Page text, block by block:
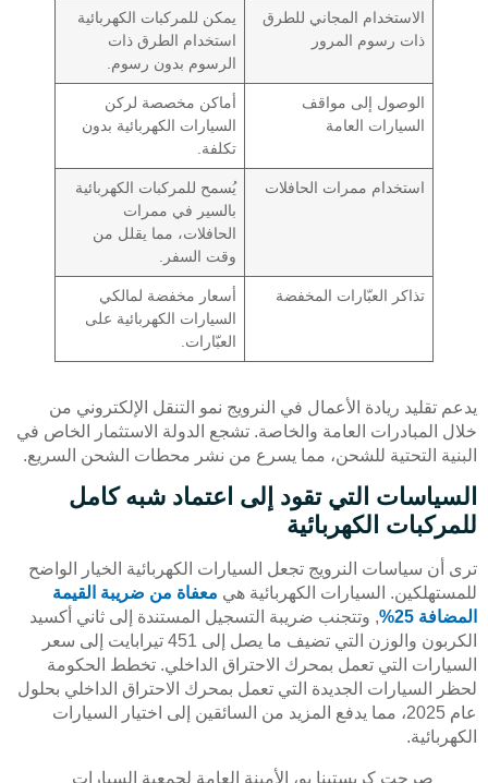
الاستخدام المجاني للطرق
ذات رسوم المرور
يمكن للمركبات الكهربائية
استخدام الطرق ذات
الرسوم بدون رسوم.
الوصول إلى مواقف
السيارات العامة
أماكن مخصصة لركن
السيارات الكهربائية بدون
تكلفة.
استخدام ممرات الحافلات
يُسمح للمركبات الكهربائية
بالسير في ممرات
الحافلات، مما يقلل من
وقت السفر.
تذاكر العبّارات المخفضة
أسعار مخفضة لمالكي
السيارات الكهربائية على
العبّارات.
يدعم تقليد ريادة الأعمال في النرويج نمو التنقل الإلكتروني من
خلال المبادرات العامة والخاصة. تشجع الدولة الاستثمار الخاص في
البنية التحتية للشحن، مما يسرع من نشر محطات الشحن السريع.
السياسات التي تقود إلى اعتماد شبه كامل
للمركبات الكهربائية
ترى أن سياسات النرويج تجعل السيارات الكهربائية الخيار الواضح
للمستهلكين. السيارات الكهربائية هي معفاة من ضريبة القيمة
المضافة 25%
, وتتجنب ضريبة التسجيل المستندة إلى ثاني أكسيد
الكربون والوزن التي تضيف ما يصل إلى 451 تيرابايت إلى سعر
السيارات التي تعمل بمحرك الاحتراق الداخلي. تخطط الحكومة
لحظر السيارات الجديدة التي تعمل بمحرك الاحتراق الداخلي بحلول
عام 2025، مما يدفع المزيد من السائقين إلى اختيار السيارات
الكهربائية.
صرحت كريستينا بو، الأمينة العامة لجمعية السيارات